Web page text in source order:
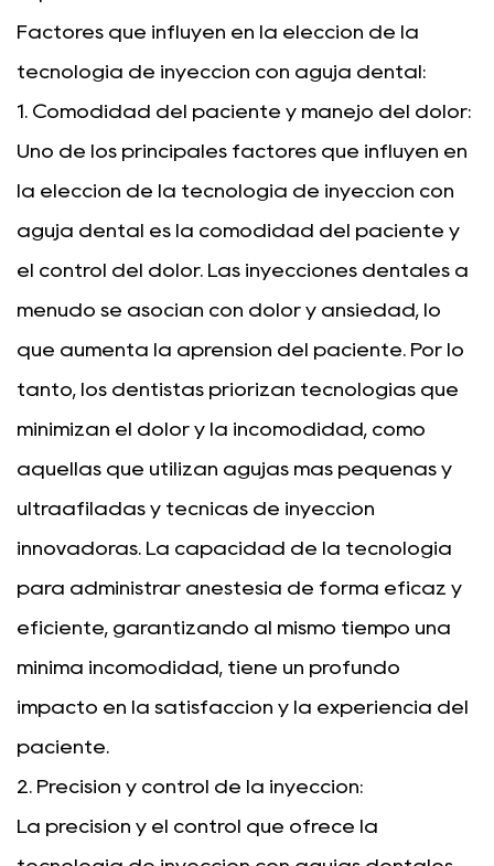
Factores que influyen en la elección de la
tecnología de inyección con aguja dental:
1. Comodidad del paciente y manejo del dolor:
Uno de los principales factores que influyen en
la elección de la tecnología de inyección con
aguja dental es la comodidad del paciente y
el control del dolor. Las inyecciones dentales a
menudo se asocian con dolor y ansiedad, lo
que aumenta la aprensión del paciente. Por lo
tanto, los dentistas priorizan tecnologías que
minimizan el dolor y la incomodidad, como
aquellas que utilizan agujas más pequeñas y
ultraafiladas y técnicas de inyección
innovadoras. La capacidad de la tecnología
para administrar anestesia de forma eficaz y
eficiente, garantizando al mismo tiempo una
mínima incomodidad, tiene un profundo
impacto en la satisfacción y la experiencia del
paciente.
2. Precisión y control de la inyección:
La precisión y el control que ofrece la